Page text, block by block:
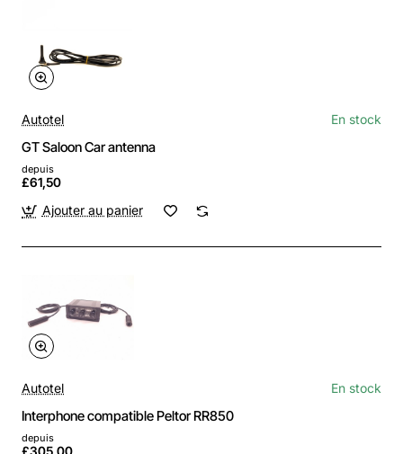
Autotel En stock
GT Saloon Car antenna
depuis
£61,50
Ajouter au panier
Autotel En stock
Interphone compatible Peltor RR850
depuis